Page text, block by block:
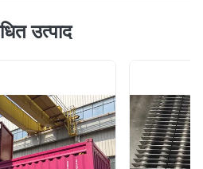
के नुकसान को कम करने और इन्सुलेशन
को प्राप्त करने क...
उत्पाद